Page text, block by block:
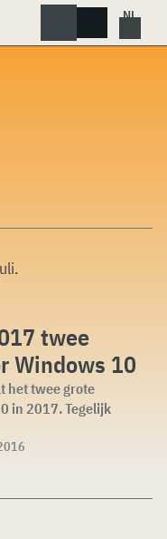
.
twee
Windows 10
het twee grote
in 2017. Tegelijk